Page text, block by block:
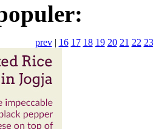
prev| 16 17 18 19 20 21 22 23